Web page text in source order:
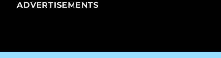
ADVERTISEMENTS